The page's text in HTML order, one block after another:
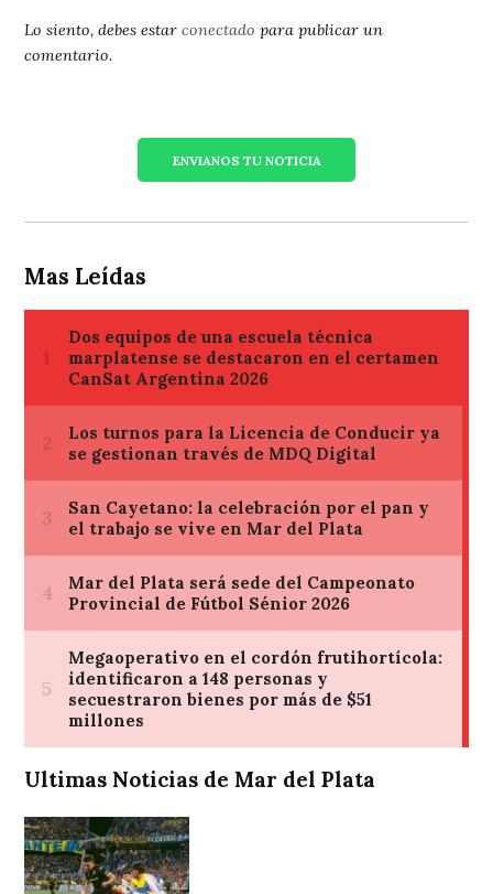
Lo siento, debes estarconectado para publicar un
comentario.
ENVIANOS TU NOTICIA
Mas Leídas
Ultimas Noticias de Mar del Plata